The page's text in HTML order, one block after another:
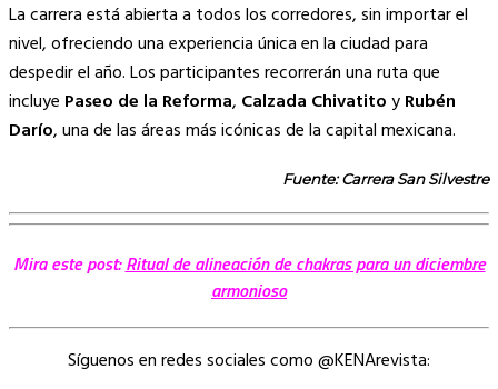
La carrera está abierta a todos los corredores, sin importar el
nivel, ofreciendo una experiencia única en la ciudad para
despedir el año. Los participantes recorrerán una ruta que
incluye Paseo de la Reforma, Calzada ChivatitoyRubén
Darío, una de las áreas más icónicas de la capital mexicana.
Fuente: Carrera San Silvestre
Mira este post:Ritual de alineación de chakras para un diciembre
armonioso
Síguenos en redes sociales como @KENArevista: